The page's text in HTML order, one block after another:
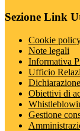
Sezione Link
Cookie
Note legali
Informativa
Ufficio
Obiettivi di
Gestione